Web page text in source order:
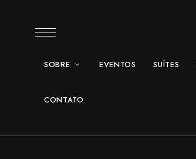
SOBRE EVENTOS SUÍTES
CONTATO